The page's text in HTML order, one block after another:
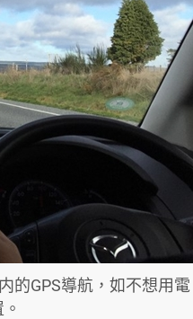
的GPS導航，如不想用電